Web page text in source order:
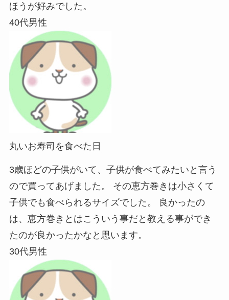
ほうが好みでした。
40代男性
丸いお寿司を食べた日
3歳ほどの子供がいて、子供が食べてみたいと言う
ので買ってあげました。 その恵方巻きは小さくて
子供でも食べられるサイズでした。 良かったの
は、恵方巻きとはこういう事だと教える事ができ
たのが良かったかなと思います。
30代男性